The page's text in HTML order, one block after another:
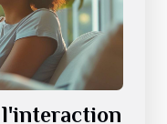
l'interaction